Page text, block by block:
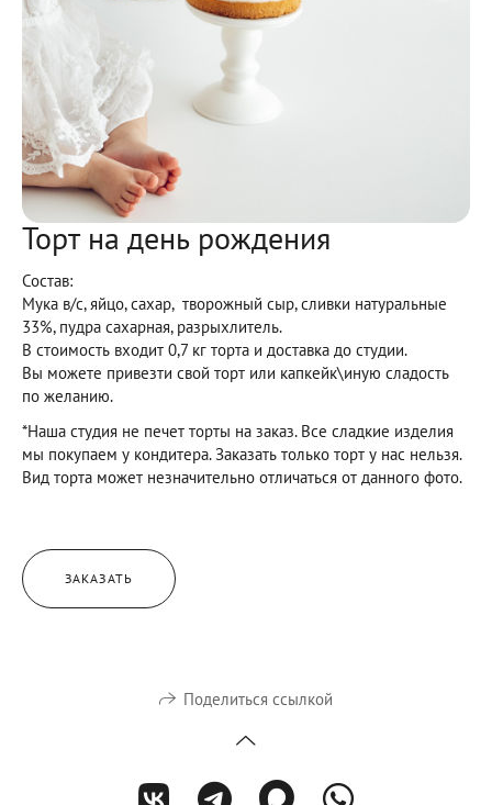
Торт на день рождения
Состав:
Мука в/с, яйцо, сахар, творожный сыр, сливки натуральные
33%, пудра сахарная, разрыхлитель.
В стоимость входит 0,7 кг торта и доставка до студии.
Вы можете привезти свой торт или капкейк\иную сладость
по желанию.
*Наша студия не печет торты на заказ. Все сладкие изделия
мы покупаем у кондитера. Заказать только торт у нас нельзя.
Вид торта может незначительно отличаться от данного фото.
ЗАКАЗАТЬ
Поделиться ссылкой